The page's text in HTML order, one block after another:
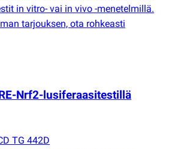
in vitro- vai in vivo -menetelmillä.
tarjouksen, ota rohkeasti
Nrf2-lusiferaasitestillä
TG 442D